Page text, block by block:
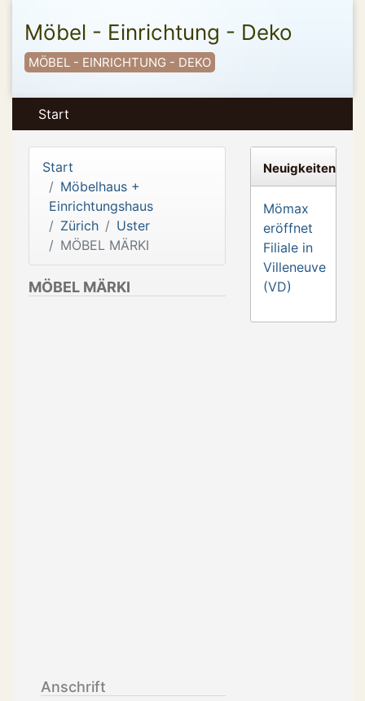
Möbel - Einrichtung - Deko
MÖBEL - EINRICHTUNG - DEKO
Start
Start
Möbelhaus +
Einrichtungshaus
Zürich
Uster
MÖBEL MÄRKI
MÖBEL MÄRKI
Anschrift
Neuigkeiten
Mömax
eröffnet
Filiale in
Villeneuve
(VD)